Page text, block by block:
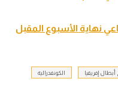
نهاية الأسبوع المقبل
إفريقيا الكونفدرالية